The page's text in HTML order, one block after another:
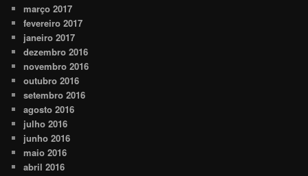
março 2017
fevereiro 2017
janeiro 2017
dezembro 2016
novembro 2016
outubro 2016
setembro 2016
agosto 2016
julho 2016
junho 2016
maio 2016
abril 2016